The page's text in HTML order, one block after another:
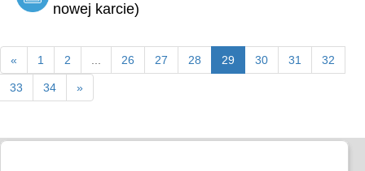
nowej karcie)
« 1 2 ... 26 27 28 29 30 31 32
33 34 »